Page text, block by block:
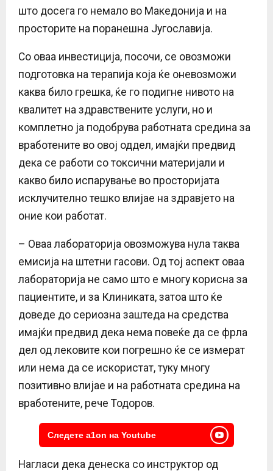
што досега го немало во Македонија и на
просторите на поранешна Југославија.
Со оваа инвестиција, посочи, се овозможи
подготовка на терапија која ќе оневозможи
каква било грешка, ќе го подигне нивото на
квалитет на здравствените услуги, но и
комплетно ја подобрува работната средина за
вработените во овој оддел, имајќи предвид
дека се работи со токсични материјали и
какво било испарување во просторијата
исклучително тешко влијае на здравјето на
оние кои работат.
– Оваа лабораторија овозможува нула таква
емисија на штетни гасови. Од тој аспект оваа
лабораторија не само што е многу корисна за
пациентите, и за Клиниката, затоа што ќе
доведе до сериозна заштеда на средства
имајќи предвид дека нема повеќе да се фрла
дел од лековите кои погрешно ќе се измерат
или нема да се искористат, туку многу
позитивно влијае и на работната средина на
вработените, рече Тодоров.
Следете a1on на Youtube
Нагласи дека денеска со инструктор од